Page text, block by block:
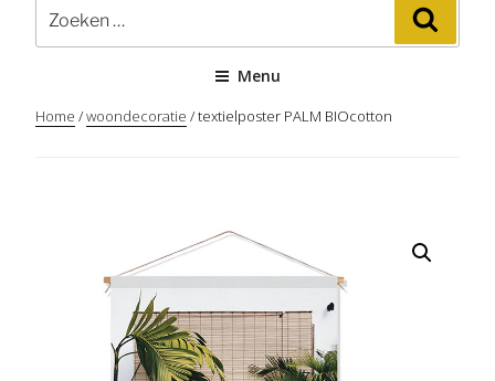
naar:
Menu
Home /woondecoratie / textielposter PALM BIOcotton